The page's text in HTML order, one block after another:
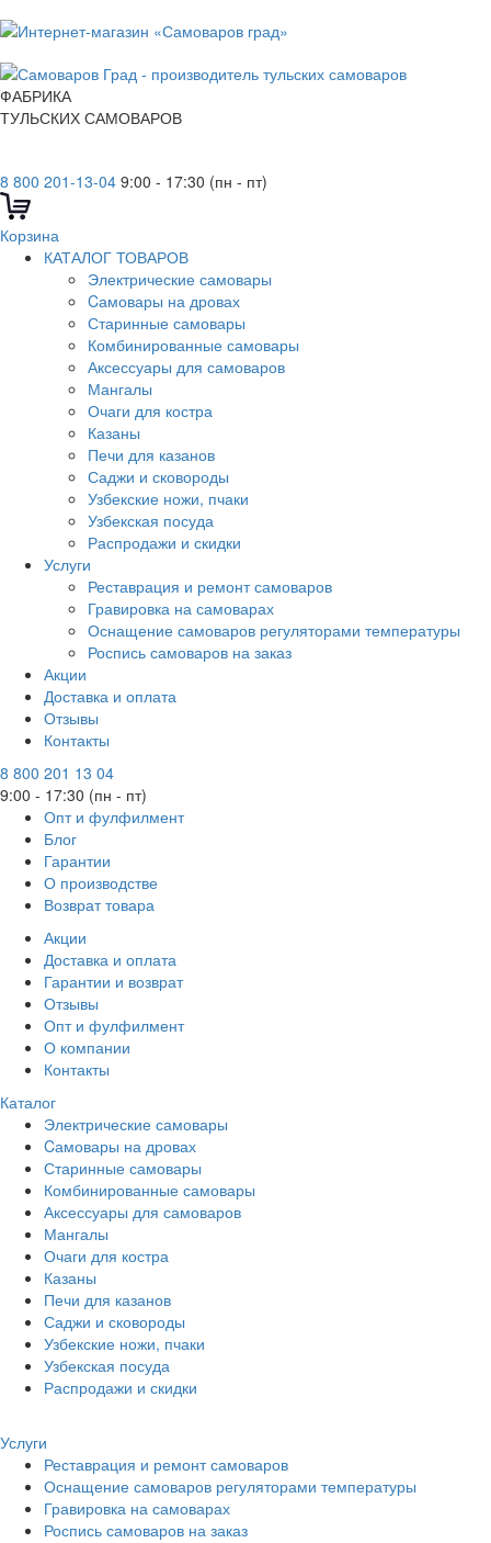
ФАБРИКА
ТУЛЬСКИХ САМОВАРОВ
8 800 201-13-04 9:00 - 17:30 (пн - пт)
Корзина
КАТАЛОГ ТОВАРОВ
Электрические самовары
Cамовары на дровах
Старинные самовары
Комбинированные самовары
Аксессуары для самоваров
Мангалы
Очаги для костра
Казаны
Печи для казанов
Саджи и сковороды
Узбекские ножи, пчаки
Узбекская посуда
Распродажи и скидки
Услуги
Реставрация и ремонт самоваров
Гравировка на самоварах
Оснащение самоваров регуляторами температуры
Роспись самоваров на заказ
Акции
Доставка и оплата
Отзывы
Контакты
8 800 201 13 04
9:00 - 17:30 (пн - пт)
Опт и фулфилмент
Блог
Гарантии
О производстве
Возврат товара
Акции
Доставка и оплата
Гарантии и возврат
Отзывы
Опт и фулфилмент
О компании
Контакты
Каталог
Электрические самовары
Cамовары на дровах
Старинные самовары
Комбинированные самовары
Аксессуары для самоваров
Мангалы
Очаги для костра
Казаны
Печи для казанов
Саджи и сковороды
Узбекские ножи, пчаки
Узбекская посуда
Распродажи и скидки
Услуги
Реставрация и ремонт самоваров
Оснащение самоваров регуляторами температуры
Гравировка на самоварах
Роспись самоваров на заказ